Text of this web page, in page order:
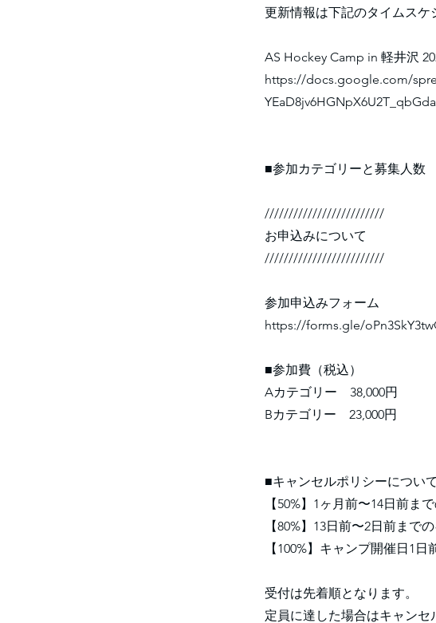
更新情報は下記のタイムスケ
AS Hockey Camp in 軽井沢
https://docs.google.com/
■参加カテゴリーと募集人数
/////////////////////////
お申込みについて
/////////////////////////
参加申込みフォーム
https://forms.gle/
■参加費（税込）
Aカテゴリー 38,000円
Bカテゴリー 23,000円
■キャンセルポリシーについて
【50%】1ヶ月前〜14日前ま
【80%】13日前〜2日前まで
【100%】キャンプ開催日1
受付は先着順となります。
定員に達した場合はキャンセ